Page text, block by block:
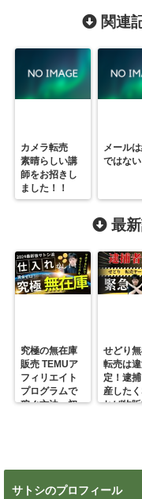
関連
カメラ転売
素晴らしい講
師をお招きし
ました！！
メール
ではない
最
究極の無在庫
販売 TEMUア
フィリエイト
プログラムで
稼ぐ方法 初
せどり
転売は
定！逮
産した
れば物
サトシのプロフィール